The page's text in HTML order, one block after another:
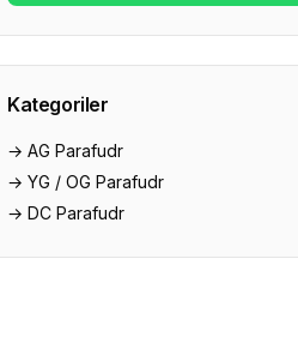
Kategoriler
→ AG Parafudr
→ YG / OG Parafudr
→ DC Parafudr